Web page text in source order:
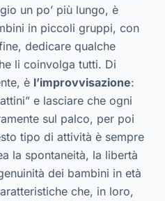
un po’ più lungo, è
in piccoli gruppi, con
dedicare qualche
li coinvolga tutti. Di
è l’improvvisazione:
e lasciare che ogni
sul palco, per poi
tipo di attività è sempre
la spontaneità, la libertà
dei bambini in età
che, in loro,